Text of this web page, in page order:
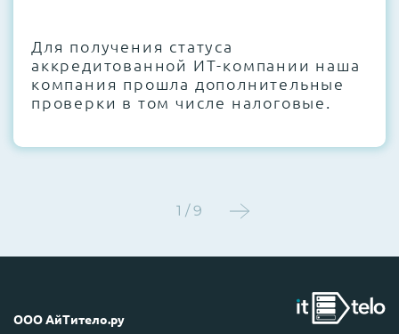
Этап 4:Стресс-тестирование под 100%
нагрузкой в течение 72 часов для
проверки стабильности всех подсистем
Для получения статуса
аккредитованной ИТ-компании наша
компания прошла дополнительные
проверки в том числе налоговые.
1 / 9
ООО АйТитело.ру